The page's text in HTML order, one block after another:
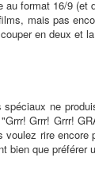
au format 16/9 (et
mais pas
en deux et
spéciaux ne
Grrr! Grrr!
voulez rire encore
bien que préférer